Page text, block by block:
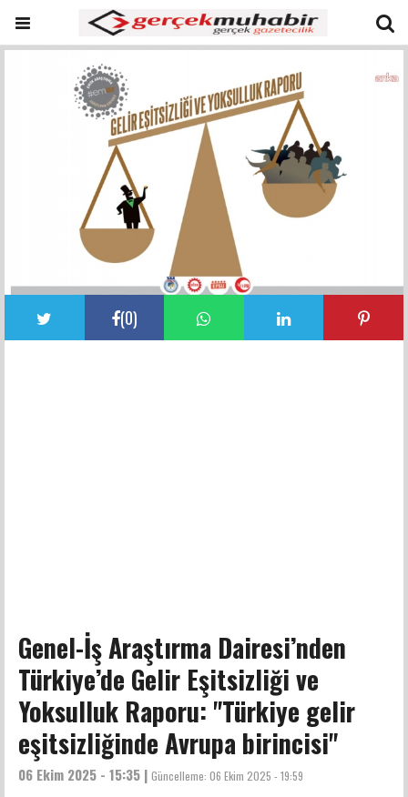
(0)
Genel-İş Araştırma Dairesi’nden
Türkiye’de Gelir Eşitsizliği ve
Yoksulluk Raporu: "Türkiye gelir
eşitsizliğinde Avrupa birincisi"
06 Ekim 2025 - 15:35 | Güncelleme: 06 Ekim 2025 - 19:59